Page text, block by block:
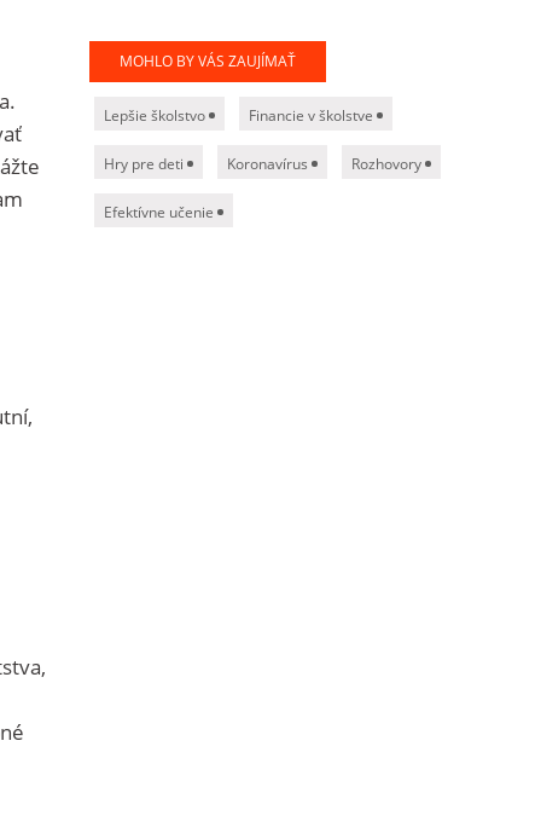
MOHLO BY VÁS ZAUJÍMAŤ
Lepšie školstvo Financie v školstve
Hry pre deti Koronavírus Rozhovory
Efektívne učenie